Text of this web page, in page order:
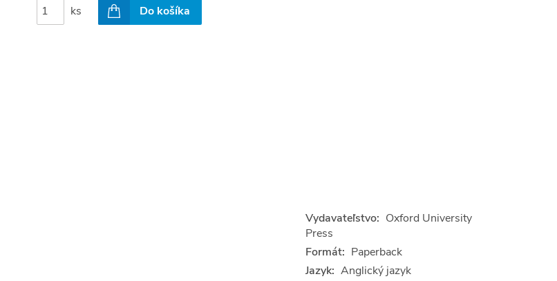
ks Do košíka
Vydavateľstvo: Oxford University
Press
Formát: Paperback
Jazyk: Anglický jazyk